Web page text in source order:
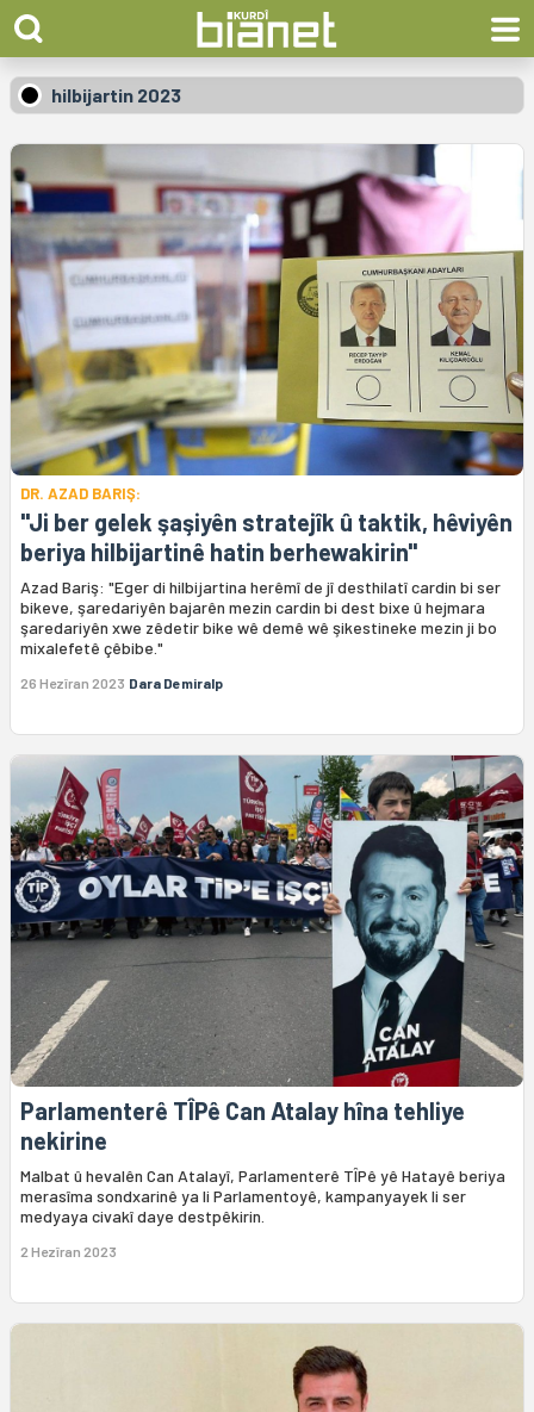
hilbijartin 2023
DR. AZAD BARIŞ:
"Ji ber gelek şaşiyên stratejîk û taktik, hêviyên
beriya hilbijartinê hatin berhewakirin"
Azad Bariş: "Eger di hilbijartina herêmî de jî desthilatî cardin bi ser
bikeve, şaredariyên bajarên mezin cardin bi dest bixe û hejmara
şaredariyên xwe zêdetir bike wê demê wê şikestineke mezin ji bo
mixalefetê çêbibe."
26 Hezîran 2023 Dara Demiralp
Parlamenterê TÎPê Can Atalay hîna tehliye
nekirine
Malbat û hevalên Can Atalayî, Parlamenterê TÎPê yê Hatayê beriya
merasîma sondxarinê ya li Parlamentoyê, kampanyayek li ser
medyaya civakî daye destpêkirin.
2 Hezîran 2023